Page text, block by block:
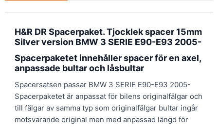
H&R DR Spacerpaket. Tjocklek spacer 15mm
Silver version BMW 3 SERIE E90-E93 2005-
Spacerpaketet innehåller spacer för en axel,
anpassade bultar och låsbultar
Spacersatsen passar BMW 3 SERIE E90-E93 2005-
Spacerpaketet är anpassat för bilens originalfälgar och
till fälgar av samma typ som originalfälgar bultar ingår
motsvarande original men med anpassad längd för